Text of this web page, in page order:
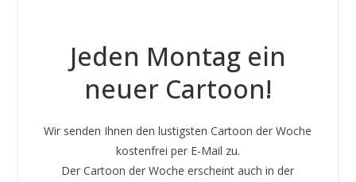
Jeden Montag ein
neuer Cartoon!
Wir senden Ihnen den lustigsten Cartoon der Woche
kostenfrei per E-Mail zu.
Der Cartoon der Woche erscheint auch in der